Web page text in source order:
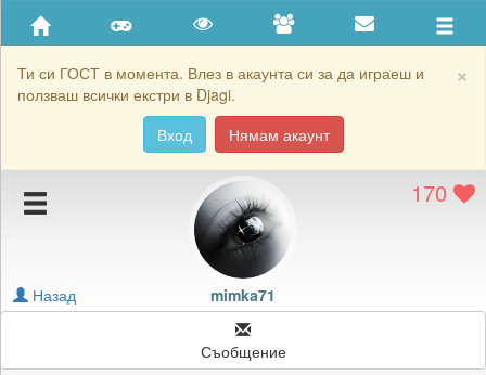
×
Ти си ГОСТ в момента. Влез в акаунта си за да играеш и
ползваш всички екстри в Djagi.
Вход
Нямам акаунт
Приятели
Хронология на игри
Подаръците на mimka71
Картичките на mimka71
Блокирай mimka71
170
mimka71
Назад
Съобщение